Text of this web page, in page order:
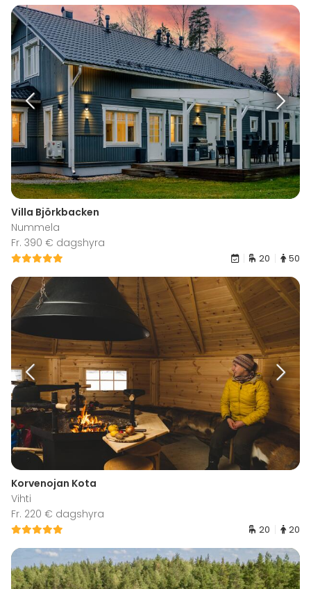
Villa Björkbacken
Nummela
Fr. 390 € dagshyra
20 50
Korvenojan Kota
Vihti
Fr. 220 € dagshyra
20 20